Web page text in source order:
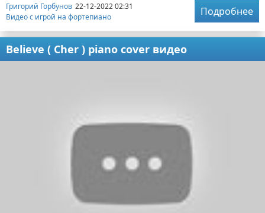
Григорий Горбунов 22-12-2022 02:31
Видео с игрой на фортепиано
Подробнее
Believe ( Cher ) piano cover видео